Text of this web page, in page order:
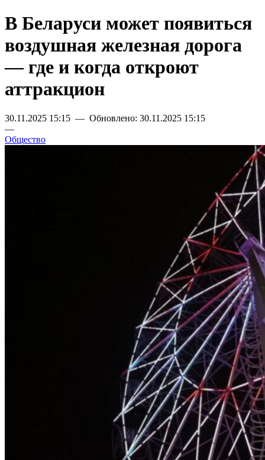
В Беларуси может появиться
воздушная железная дорога
— где и когда откроют
аттракцион
30.11.2025 15:15 — Обновлено: 30.11.2025 15:15
—
Общество